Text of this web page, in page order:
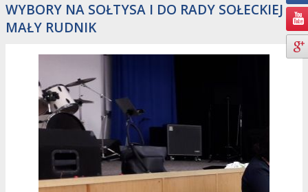
WYBORY NA SOŁTYSA I DO RADY SOŁECKIEJ
MAŁY RUDNIK